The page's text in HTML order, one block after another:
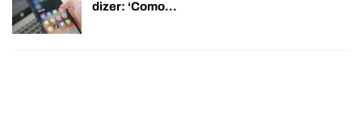
dizer: ‘Como…